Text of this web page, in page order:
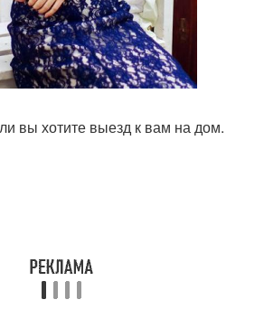
вы хотите выезд к вам на дом.